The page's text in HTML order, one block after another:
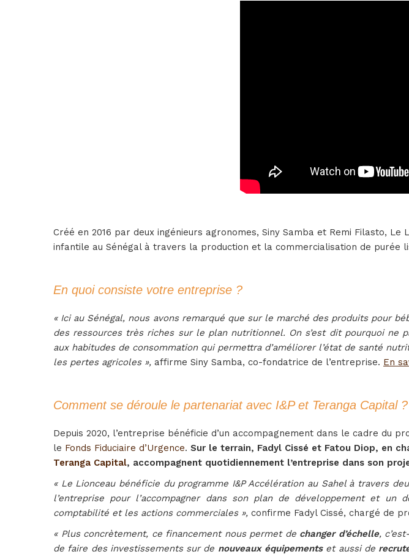
Créé en 2016 par deux ingénieurs agronomes, Siny Samba et Remi Filasto,
infantile au Sénégal à travers la production et la commercialisation de purée
En quoi consiste votre entreprise ?
« Ici au Sénégal, nous avons remarqué que sur le marché des produits pour
des ressources très riches sur le plan nutritionnel. On s’est dit pourquoi
aux habitudes de consommation qui permettra d’améliorer l’état de santé
les pertes agricoles », affirme Siny Samba, co-fondatrice de l’entreprise. En
Comment se déroule le partenariat avec I&P et Teranga Capital ?
Depuis 2020, l’entreprise bénéficie d’un accompagnement dans le cadre du
le Fonds Fiduciaire d’Urgence. Sur le terrain, Fadyl Cissé et Fatou Diop, en
Teranga Capital, accompagnent quotidiennement l’entreprise dans son
« Le Lionceau bénéficie du programme I&P Accélération au Sahel à travers
l’entreprise pour l’accompagner dans son plan de développement et un
comptabilité et les actions commerciales », confirme Fadyl Cissé, chargé de
« Plus concrètement, ce financement nous permet de changer d’échelle,
de faire des investissements sur de nouveaux équipementset aussi de